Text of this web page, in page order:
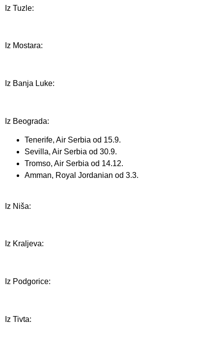
Iz Tuzle:
Iz Mostara:
Iz Banja Luke:
Iz Beograda:
Tenerife, Air Serbia od 15.9.
Sevilla, Air Serbia od 30.9.
Tromso, Air Serbia od 14.12.
Amman, Royal Jordanian od 3.3.
Iz Niša:
Iz Kraljeva:
Iz Podgorice:
Iz Tivta: